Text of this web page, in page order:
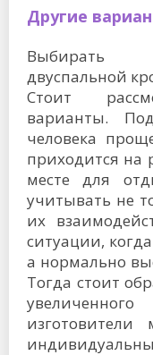
Другие
Выбирать
двуспальной
Стоит
варианты.
человека
приходится на
месте для
учитывать не
их
ситуации,
а нормально
Тогда стоит
изготовители